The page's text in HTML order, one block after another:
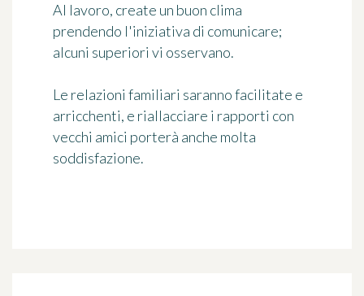
Al lavoro, create un buon clima
prendendo l'iniziativa di comunicare;
alcuni superiori vi osservano.
Le relazioni familiari saranno facilitate e
arricchenti, e riallacciare i rapporti con
vecchi amici porterà anche molta
soddisfazione.